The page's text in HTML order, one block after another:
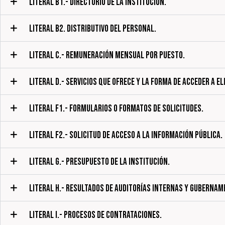
LITERAL B2. DISTRIBUTIVO DEL PERSONAL.
LITERAL C.- REMUNERACIÓN MENSUAL POR PUESTO.
LITERAL D.- SERVICIOS QUE OFRECE Y LA FORMA DE ACCEDER A
LITERAL F1.- FORMULARIOS O FORMATOS DE SOLICITUDES.
LITERAL F2.- SOLICITUD DE ACCESO A LA INFORMACIÓN PÚBLICA.
LITERAL G.- PRESUPUESTO DE LA INSTITUCIÓN.
LITERAL H.- RESULTADOS DE AUDITORÍAS INTERNAS Y
LITERAL I.- PROCESOS DE CONTRATACIONES.